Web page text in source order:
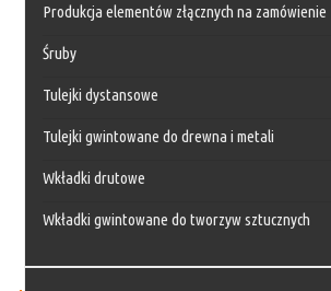
Produkcja elementów złącznych na zamówienie
Śruby
Tulejki dystansowe
Tulejki gwintowane do drewna i metali
Wkładki drutowe
Wkładki gwintowane do tworzyw sztucznych